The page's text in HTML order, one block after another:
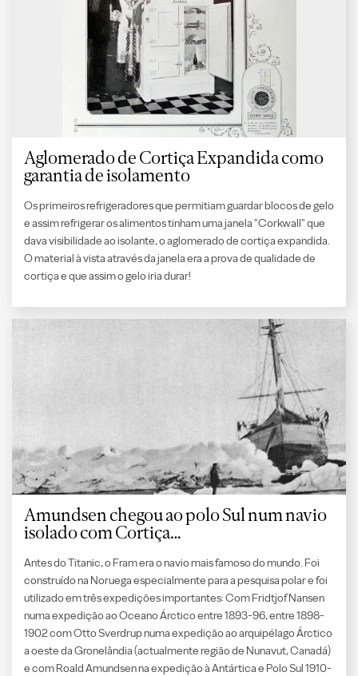
Aglomerado de Cortiça Expandida como
garantia de isolamento
Os primeiros refrigeradores que permitiam guardar blocos de gelo
e assim refrigerar os alimentos tinham uma janela "Corkwall" que
dava visibilidade ao isolante, o aglomerado de cortiça expandida.
O material à vista através da janela era a prova de qualidade de
cortiça e que assim o gelo iria durar!
Amundsen chegou ao polo Sul num navio
isolado com Cortiça…
Antes do Titanic, o Fram era o navio mais famoso do mundo. Foi
construído na Noruega especialmente para a pesquisa polar e foi
utilizado em três expedições importantes: Com Fridtjof Nansen
numa expedição ao Oceano Árctico entre 1893-96, entre 1898-
1902 com Otto Sverdrup numa expedição ao arquipélago Árctico
a oeste da Gronelândia (actualmente região de Nunavut, Canadá)
e com Roald Amundsen na expedição à Antártica e Polo Sul 1910-